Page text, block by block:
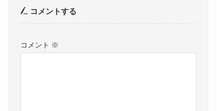
コメントする
コメント ※